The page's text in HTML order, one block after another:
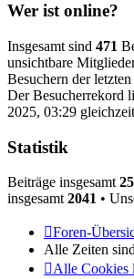
Wer ist online?
Insgesamt sind 471
unsichtbare
Besuchern der
Der Besucherrekord
2025, 03:29
Statistik
Beiträge insgesamt
insgesamt 2041 •
Foren-
Alle Zeiten sind
Alle Cookies